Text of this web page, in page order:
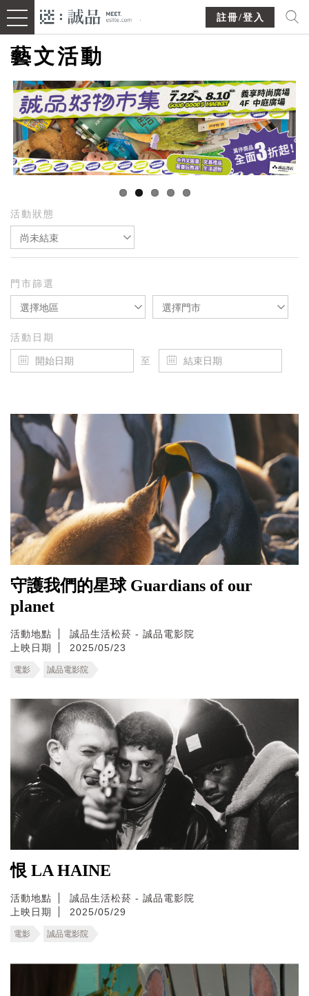
註冊/登入
藝文活動
活動狀態
尚未結束
門市篩選
選擇地區 選擇門市
活動日期
至
守護我們的星球 Guardians of our
planet
活動地點
誠品生活松菸 - 誠品電影院
上映日期
2025/05/23
電影 誠品電影院
恨 LA HAINE
活動地點
誠品生活松菸 - 誠品電影院
上映日期
2025/05/29
電影 誠品電影院